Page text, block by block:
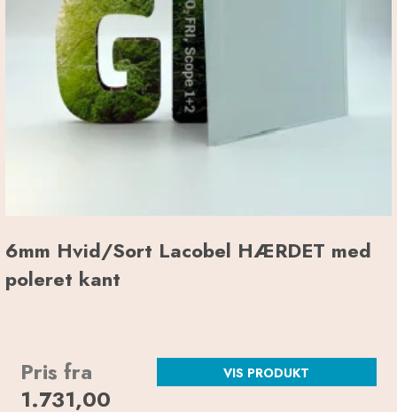
6mm Hvid/Sort Lacobel HÆRDET med
poleret kant
Pris fra
1.731,00
VIS PRODUKT